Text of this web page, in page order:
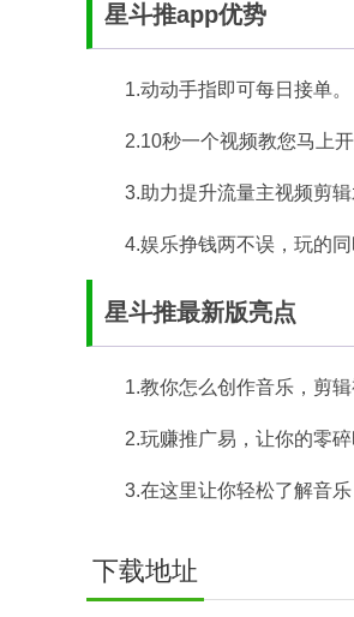
星斗推app优势
1.动动手指即可每日接单。
2.10秒一个视频教您马上
3.助力提升流量主视频剪辑
4.娱乐挣钱两不误，玩的同
星斗推最新版亮点
1.教你怎么创作音乐，剪
2.玩赚推广易，让你的零
3.在这里让你轻松了解音
下载地址